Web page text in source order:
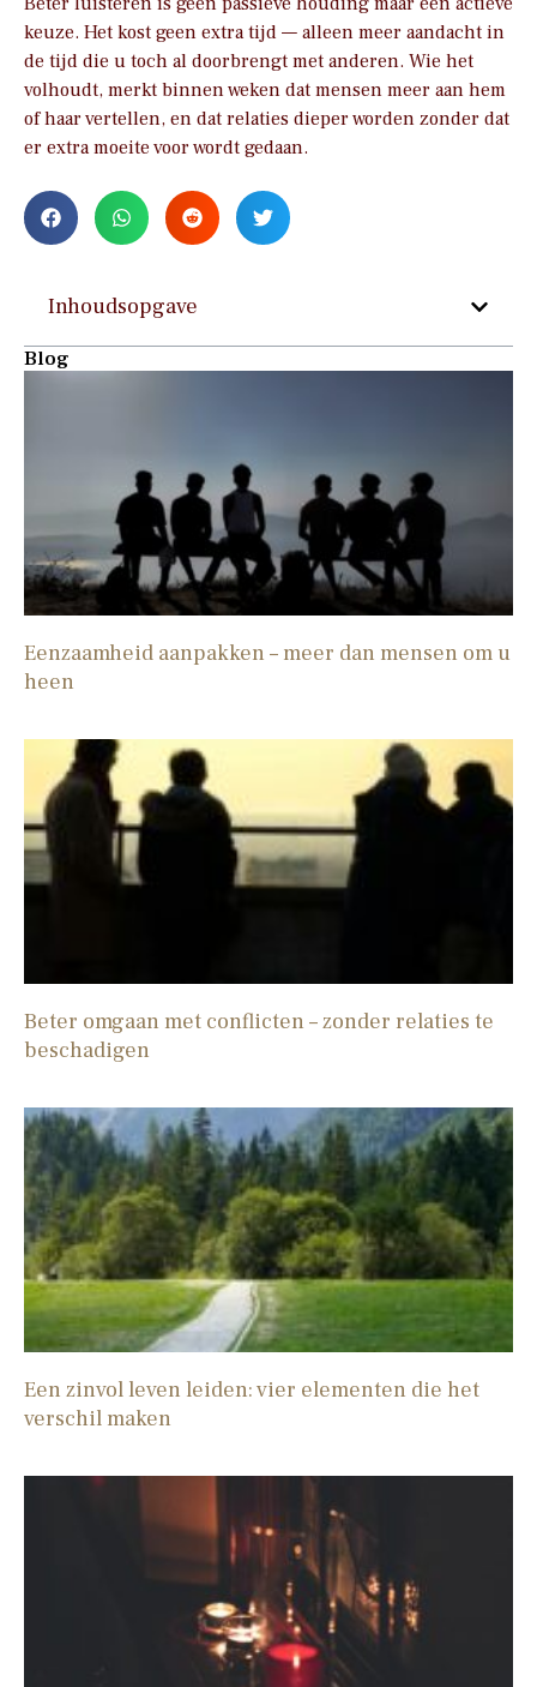
keuze. Het kost geen extra tijd — alleen meer aandacht in
de tijd die u toch al doorbrengt met anderen. Wie het
volhoudt, merkt binnen weken dat mensen meer aan hem
of haar vertellen, en dat relaties dieper worden zonder dat
er extra moeite voor wordt gedaan.
Inhoudsopgave
Blog
Eenzaamheid aanpakken – meer dan mensen om u
heen
Beter omgaan met conflicten – zonder relaties te
beschadigen
Een zinvol leven leiden: vier elementen die het
verschil maken